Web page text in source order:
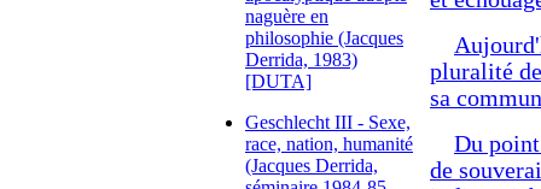
naguère en
philosophie (Jacques
Derrida, 1983)
[DUTA]
Geschlecht III - Sexe,
race, nation, humanité
(Jacques Derrida,
pluralité
sa
Du
de